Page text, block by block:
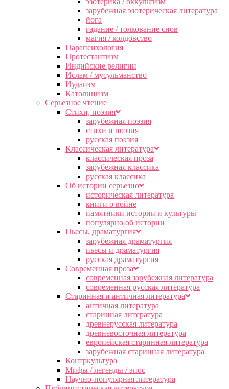
зарубежная эзотерическая литература
йога
гадание / толкование снов
магия / колдовство
Парапсихология
Протестантизм
Индийские религии
Ислам / мусульманство
Иудаизм
Католицизм
Серьезное чтение
Cтихи, поэзия
зарубежная поэзия
стихи и поэзия
русская поэзия
Классическая литература
классическая проза
зарубежная классика
русская классика
Об истории серьезно
историческая литература
книги о войне
памятники истории и культуры
популярно об истории
Пьесы, драматургия
зарубежная драматургия
пьесы и драматургия
русская драматургия
Современная проза
современная зарубежная литература
современная русская литература
Старинная и античная литература
античная литература
старинная литература
древнерусская литература
древневосточная литература
европейская старинная литература
зарубежная старинная литература
Контркультура
Мифы / легенды / эпос
Научно-популярная литература